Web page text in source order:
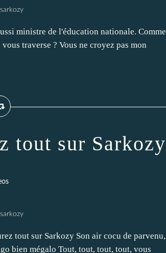
ministre de l'éducation nationale. Comme
traverse ? Vous ne croyez pas mon
tout sur Sarkozy
tout sur Sarkozy Son air cocu de parvenu,
bien mégalo Tout, tout, tout, tout, vous